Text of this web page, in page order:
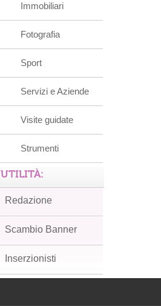
Immobiliari
Fotografia
Sport
Servizi e Aziende
Visite guidate
Strumenti
UTILITÀ:
Redazione
Scambio Banner
Inserzionisti